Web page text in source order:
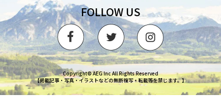
FOLLOW US
Copyright© AEG Inc All Rights Reserved
【掲載記事・写真・イラストなどの無断複写・転載等を禁じます。】